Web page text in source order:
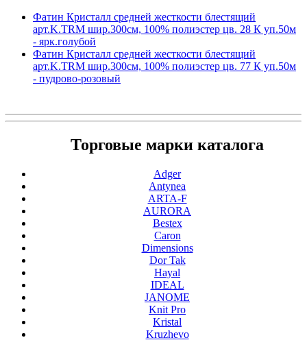
Фатин Кристалл средней жесткости блестящий
арт.K.TRM шир.300см, 100% полиэстер цв. 28 К уп.50м
- ярк.голубой
Фатин Кристалл средней жесткости блестящий
арт.K.TRM шир.300см, 100% полиэстер цв. 77 К уп.50м
- пудрово-розовый
Торговые марки каталога
Adger
Antynea
ARTA-F
AURORA
Bestex
Caron
Dimensions
Dor Tak
Hayal
IDEAL
JANOME
Knit Pro
Kristal
Kruzhevo